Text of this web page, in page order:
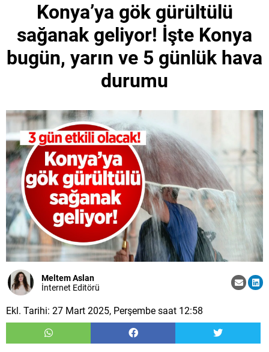
Konya’ya gök gürültülü
sağanak geliyor! İşte Konya
bugün, yarın ve 5 günlük hava
durumu
Meltem Aslan
İnternet Editörü
Ekl. Tarihi: 27 Mart 2025, Perşembe saat 12:58